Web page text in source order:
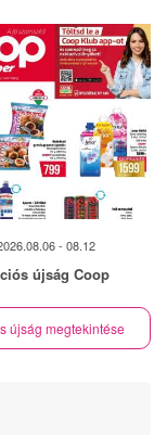
- 08.12
újság Coop
újság megtekintése